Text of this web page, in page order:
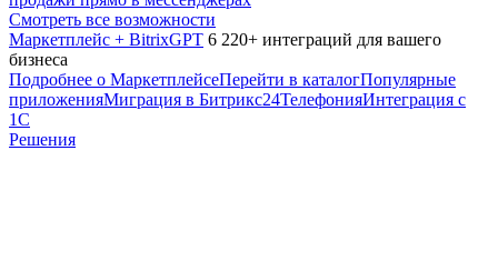
Смотреть все возможности
Маркетплейс + BitrixGPT 6 220+ интеграций для вашего
бизнеса
Подробнее о МаркетплейсеПерейти в каталогПопулярные
приложенияМиграция в Битрикс24ТелефонияИнтеграция с
1С
Решения